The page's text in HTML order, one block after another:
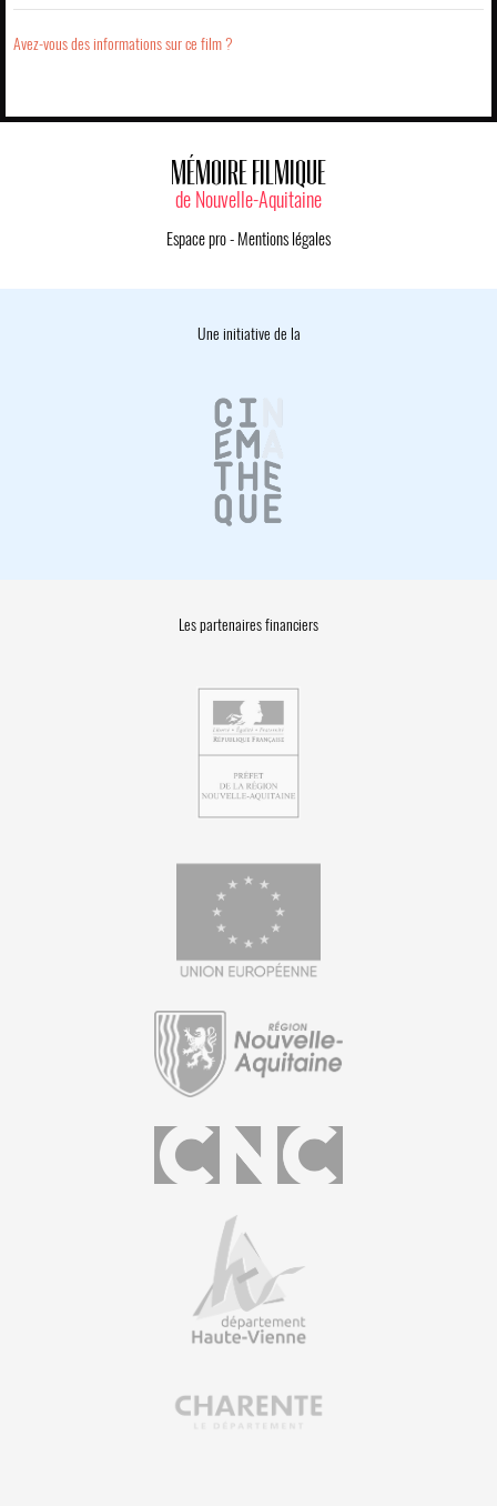
Avez-vous des informations sur ce film ?
MÉMOIRE FILMIQUE
de Nouvelle-Aquitaine
Espace pro- Mentions légales
Une initiative de la
Les partenaires financiers